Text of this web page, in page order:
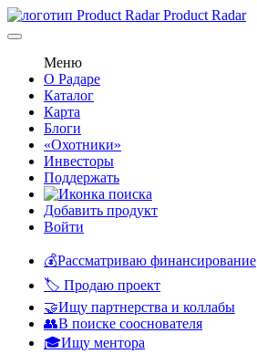
Product Radar
Меню
О Радаре
Каталог
Карта
Блоги
«Охотники»
Инвесторы
Поддержать
Добавить продукт
Войти
💰Рассматриваю финансирование
🏷️ Продаю проект
🤝Ищу партнерства и коллабы
👥В поиске сооснователя
🎓Ищу ментора